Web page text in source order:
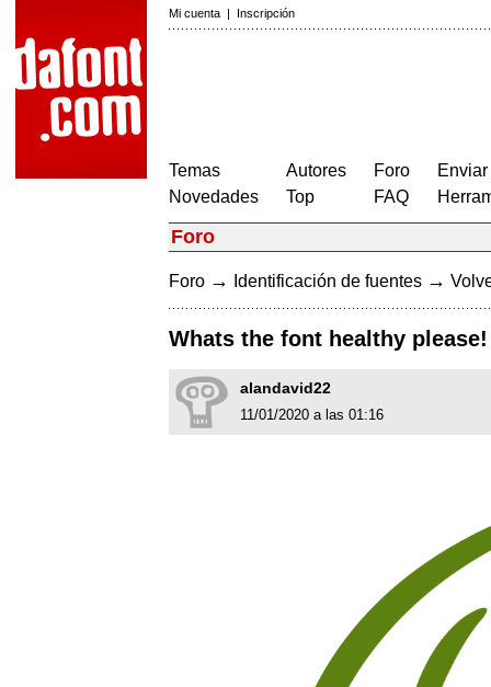
Mi cuenta | Inscripción
Temas
Novedades
Autores
Top
Foro
FAQ
Foro
Foro → Identificación de fuentes →
Whats the font healthy please!
alandavid22
11/01/2020 a las 01:16